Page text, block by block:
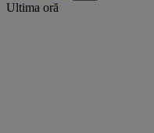
Ultima oră